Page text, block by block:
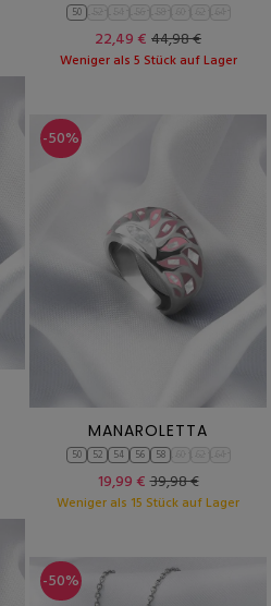
50
22,49 € 44,98 €
Weniger als 5 Stück auf Lager
-50%
MANAROLETTA
50 52 54 56 58
19,99 €39,98 €
Weniger als 15 Stück auf Lager
-50%